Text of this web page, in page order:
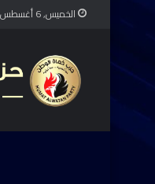
الخميس, 6 أغسطس 2026 | 6:01 مساءً